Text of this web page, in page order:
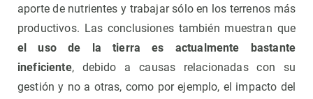
aporte de nutrientes y trabajar sólo en los terrenos más
productivos. Las conclusiones también muestran que
el uso de la tierra es actualmente bastante
ineficiente, debido a causas relacionadas con su
gestión y no a otras, como por ejemplo, el impacto del